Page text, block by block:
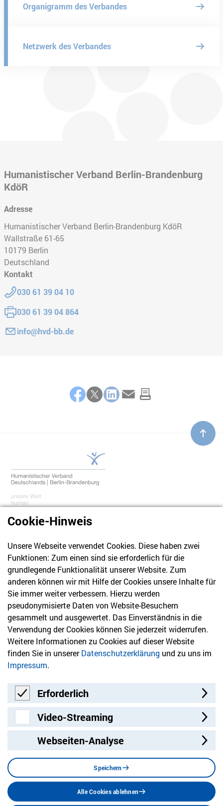
Organigramm des Verbandes
Netzwerk des Verbandes
Humanistischer Verband Berlin-Brandenburg
KdöR
Adresse
Humanistischer Verband Berlin-Brandenburg KdöR
Wallstraße 61-65
10179 Berlin
Deutschland
Kontakt
Telefon:
030 61 39 04 10
Fax:030 61 39 04 864
E-Mail:info@hvd-bb.de
030 61 39 04 10
info@hvd-bb.de
Newsletter
Bleiben Sie mit unserem Newsletter auf dem aktuellsten
Stand mit Themen, die Sie interessieren.
Jetzt anmelden
Besuchen Sie uns auf:
Instagram
Cookie-Hinweis
Unsere Webseite verwendet Cookies. Diese haben zwei
Funktionen: Zum einen sind sie erforderlich für die
grundlegende Funktionalität unserer Website. Zum
anderen können wir mit Hilfe der Cookies unsere Inhalte für
Sie immer weiter verbessern. Hierzu werden
pseudonymisierte Daten von Website-Besuchern
gesammelt und ausgewertet. Das Einverständnis in die
Verwendung der Cookies können Sie jederzeit widerrufen.
Weitere Informationen zu Cookies auf dieser Website
finden Sie in unsererDatenschutzerklärung und zu uns im
Impressum.
Erforderlich
Erforderlich
Video-Streaming
Video-Streaming
Webseiten-Analyse
Speichern
Alle Cookies ablehnen